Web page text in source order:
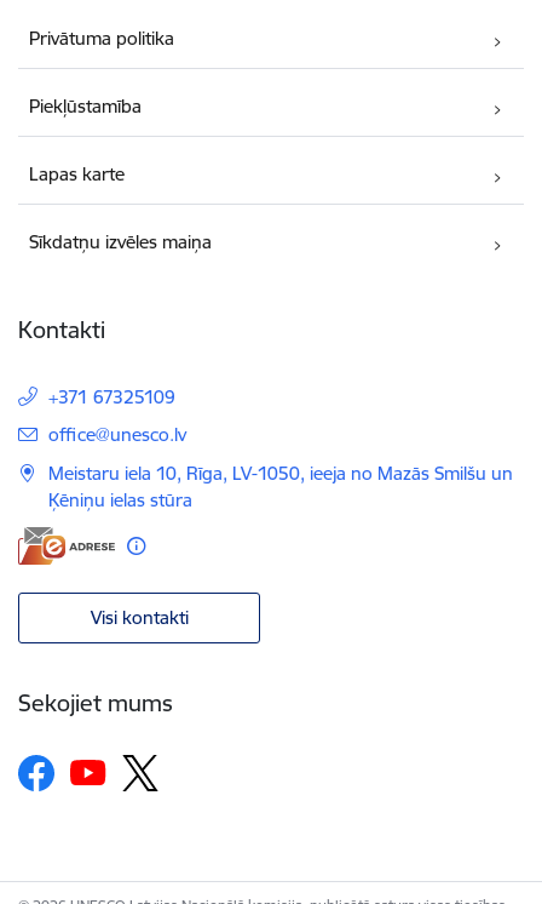
Privātuma politika
Piekļūstamība
Lapas karte
Sīkdatņu izvēles maiņa
Kontakti
+371 67325109
E-pasts:
office@unesco.lv
Meistaru iela 10, Rīga, LV-1050, ieeja no Mazās Smilšu un
Ķēniņu ielas stūra
Visi kontakti
Sekojiet mums